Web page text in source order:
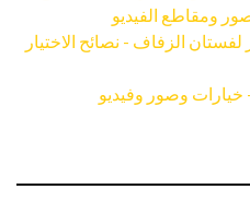
ومقاطع الفيديو
الزفاف - نصائح الاختيار
وصور وفيديو